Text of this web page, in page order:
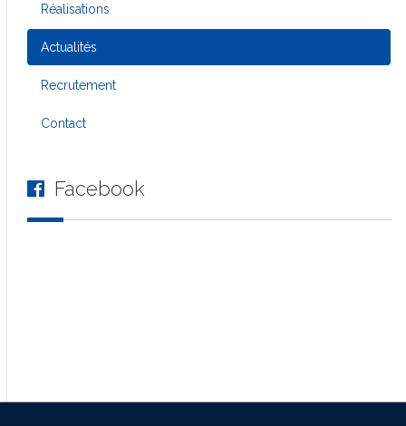
Réalisations
Actualités
Recrutement
Contact
Facebook